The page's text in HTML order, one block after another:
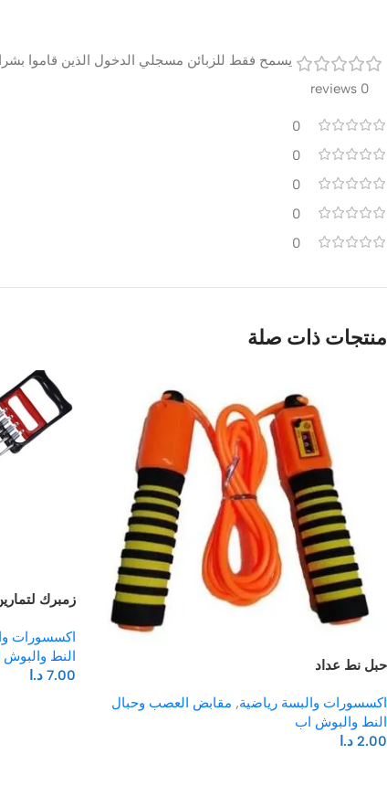
0 reviews
0
0
0
0
0
يسمح فقط للزبائن مسجلي الدخول الذين قاموا
منتجات ذات صلة
حبل نط عداد
اكسسورات والبسة رياضية, مقابض العصب وحبال
النط والبوش اب
2.00 د.ا
زمبرك
اكسسورات
النط
7.00 د.ا